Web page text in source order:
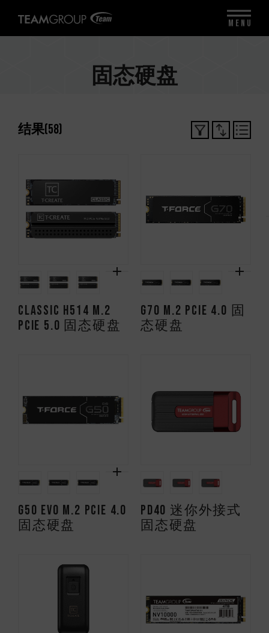
固态硬盘
结果(58)
CLASSIC H514 M.2
PCIe 5.0 固态硬盘
G70 M.2 PCIe 4.0 固
态硬盘
G50 EVO M.2 PCIe 4.0
固态硬盘
PD40 迷你外接式
固态硬盘
MENU